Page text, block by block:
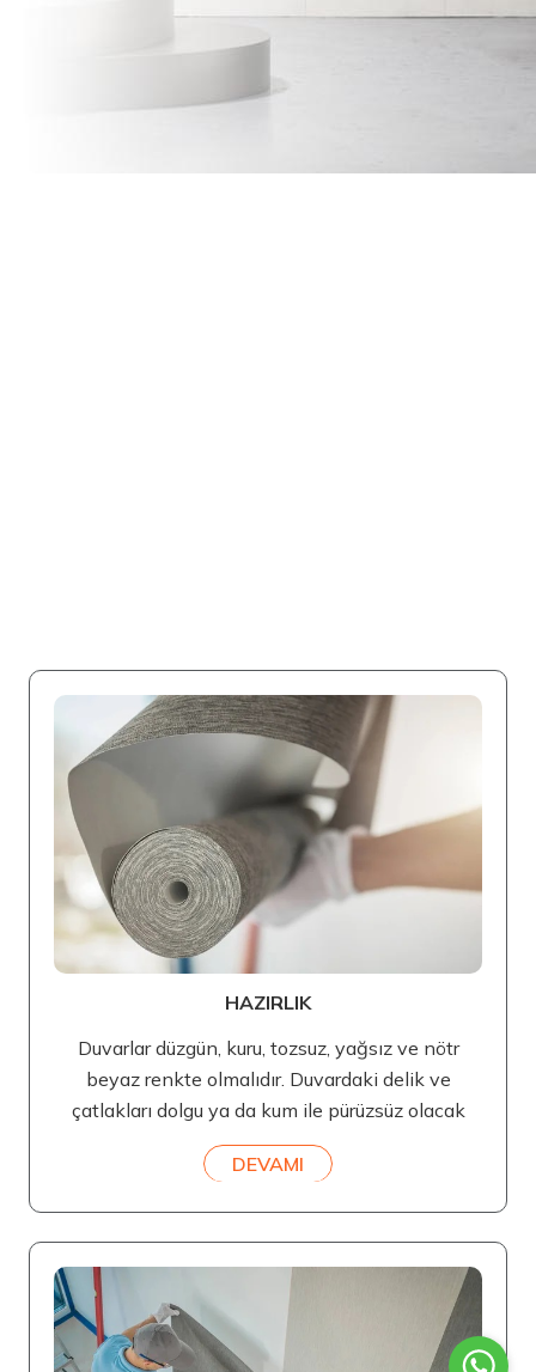
HAZIRLIK
Duvarlar düzgün, kuru, tozsuz, yağsız ve nötr
beyaz renkte olmalıdır. Duvardaki delik ve
çatlakları dolgu ya da kum ile pürüzsüz olacak
DEVAMI